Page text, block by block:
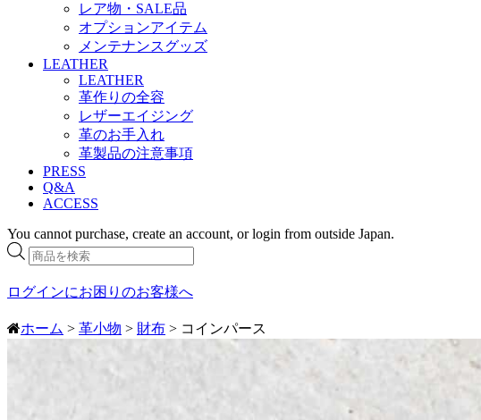
レア物・SALE品
オプションアイテム
メンテナンスグッズ
LEATHER
LEATHER
革作りの全容
レザーエイジング
革のお手入れ
革製品の注意事項
PRESS
Q&A
ACCESS
You cannot purchase, create an account, or login from outside Japan.
商
品
検
ログインにお困りのお客様へ
ホーム > 革小物 > 財布 > コインパース